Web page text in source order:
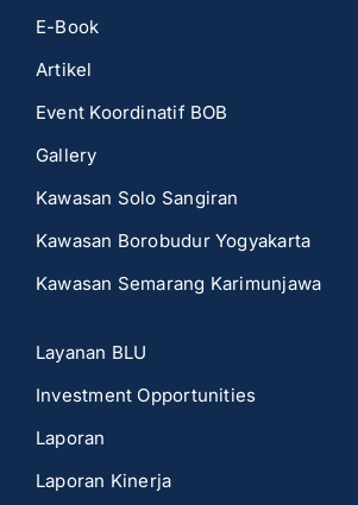
E-Book
Artikel
Event Koordinatif BOB
Gallery
Kawasan Solo Sangiran
Kawasan Borobudur Yogyakarta
Kawasan Semarang Karimunjawa
Layanan BLU
Investment Opportunities
Laporan
Laporan Kinerja